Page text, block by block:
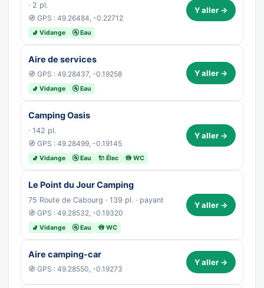
· 2 pl.
🧭 GPS : 49.26484, -0.22712
🚽 Vidange 🚰 Eau
Y aller →
Aire de services
🧭 GPS : 49.28437, -0.19258
🚽 Vidange 🚰 Eau
Y aller →
Camping Oasis
· 142 pl.
🧭 GPS : 49.28499, -0.19145
🚽 Vidange 🚰 Eau 🔌 Élec 🚻 WC
Y aller →
Le Point du Jour Camping
75 Route de Cabourg · 139 pl. · payant
🧭 GPS : 49.28532, -0.19320
🚽 Vidange 🚰 Eau 🚻 WC
Y aller →
Aire camping-car
🧭 GPS : 49.28550, -0.19273
Y aller →